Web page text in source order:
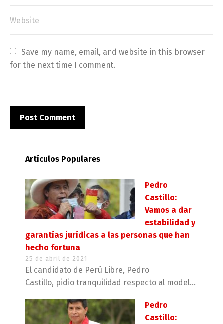
Save my name, email, and website in this browser
for the next time I comment.
Artículos Populares
Pedro
Castillo:
Vamos a dar
estabilidad y
garantías jurídicas a las personas que han
hecho fortuna
25 de abril de 2021
El candidato de Perú Libre, Pedro
Castillo, pidio tranquilidad respecto al model...
Pedro
Castillo: